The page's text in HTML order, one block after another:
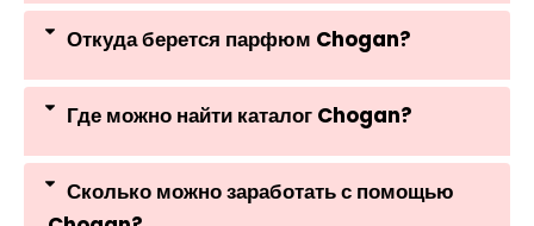
Откуда берется парфюм Chogan?
Где можно найти каталог Chogan?
Сколько можно заработать с помощью